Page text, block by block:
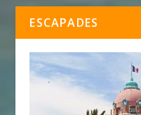
ESCAPADES